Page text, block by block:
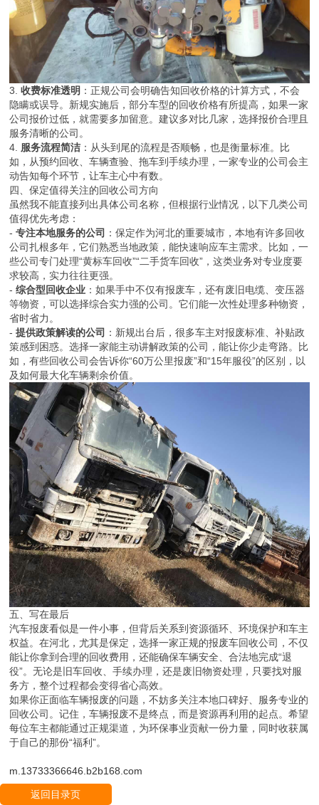
3.收费标准透明 ：正规公司会明确告知回收价格的计算方式，不会
隐瞒或误导。新规实施后，部分车型的回收价格有所提高，如果一家
公司报价过低，就需要多加留意。建议多对比几家，选择报价合理且
服务清晰的公司。
4. 服务流程简洁 ：从头到尾的流程是否顺畅，也是衡量标准。比
如，从预约回收、车辆查验、拖车到手续办理，一家专业的公司会主
动告知每个环节，让车主心中有数。
四、保定值得关注的回收公司方向
虽然我不能直接列出具体公司名称，但根据行业情况，以下几类公司
值得优先考虑：
-专注本地服务的公司 ：保定作为河北的重要城市，本地有许多回收
公司扎根多年，它们熟悉当地政策，能快速响应车主需求。比如，一
些公司专门处理“黄标车回收”“二手货车回收”，这类业务对专业度要
求较高，实力往往更强。
-综合型回收企业 ：如果手中不仅有报废车，还有废旧电缆、变压器
等物资，可以选择综合实力强的公司。它们能一次性处理多种物资，
省时省力。
-提供政策解读的公司 ：新规出台后，很多车主对报废标准、补贴政
策感到困惑。选择一家能主动讲解政策的公司，能让你少走弯路。比
如，有些回收公司会告诉你“60万公里报废”和“15年服役”的区别，以
及如何最大化车辆剩余价值。
五、写在最后
汽车报废看似是一件小事，但背后关系到资源循环、环境保护和车主
权益。在河北，尤其是保定，选择一家正规的报废车回收公司，不仅
能让你拿到合理的回收费用，还能确保车辆安全、合法地完成“退
役”。无论是旧车回收、手续办理，还是废旧物资处理，只要找对服
务方，整个过程都会变得省心高效。
如果你正面临车辆报废的问题，不妨多关注本地口碑好、服务专业的
回收公司。记住，车辆报废不是终点，而是资源再利用的起点。希望
每位车主都能通过正规渠道，为环保事业贡献一份力量，同时收获属
于自己的那份“福利”。
m.13733366646.b2b168.com
返回目录页